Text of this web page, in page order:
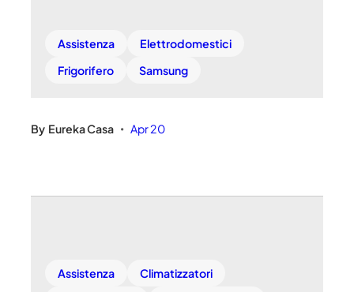
Assistenza
Elettrodomestici
Frigorifero
Samsung
By Eureka Casa • Apr 20
Assistenza Climatizzatori